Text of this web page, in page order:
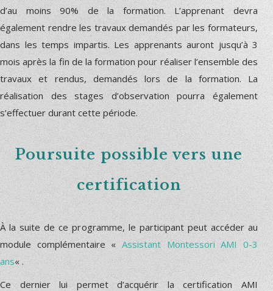
d’au moins 90% de la formation. L’apprenant devra
également rendre les travaux demandés par les formateurs,
dans les temps impartis. Les apprenants auront jusqu’à 3
mois après la fin de la formation pour réaliser l’ensemble des
travaux et rendus, demandés lors de la formation. La
réalisation des stages d’observation pourra également
s’effectuer durant cette période.
Poursuite possible vers une
certification
À la suite de ce programme, le participant peut accéder au
module complémentaire « Assistant Montessori AMI 0-3
ans« .
Ce dernier lui permet d’acquérir la certification AMI